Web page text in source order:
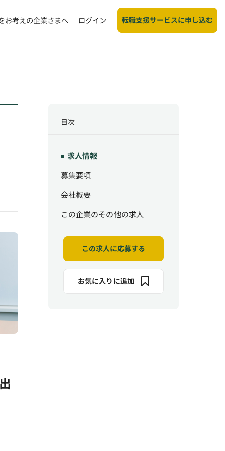
お考えの企業さまへ ログイン 転職支援サービスに申し込む
目次
求人情報
募集要項
会社概要
この企業のその他の求人
この求人に応募する
お気に入りに追加